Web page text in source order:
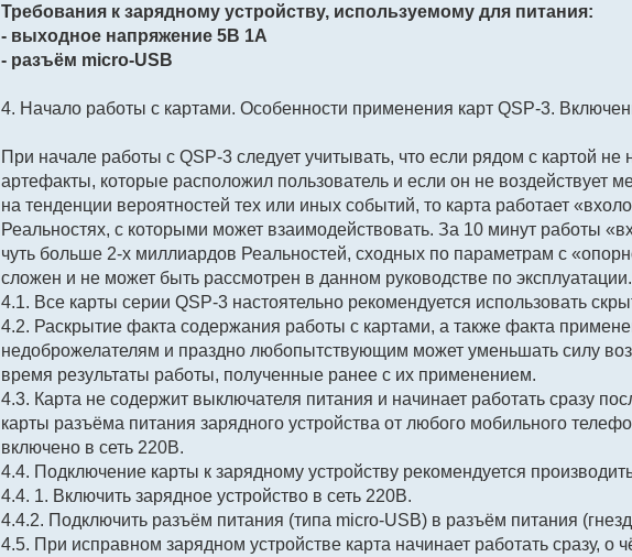
Требования к зарядному устройству, используемому для питания:
- выходное напряжение 5В 1А
- разъём micro-USB
4. Начало работы с картами. Особенности применения карт QSP-3.
При начале работы с QSP-3 следует учитывать, что если рядом с картой
артефакты, которые расположил пользователь и если он не воздействует
на тенденции вероятностей тех или иных событий, то карта работает
Реальностях, с которыми может взаимодействовать. За 10 минут работы
чуть больше 2-х миллиардов Реальностей, сходных по параметрам с
сложен и не может быть рассмотрен в данном руководстве по эксплуатации.
4.1. Все карты серии QSP-3 настоятельно рекомендуется использовать
4.2. Раскрытие факта содержания работы с картами, а также факта
недоброжелателям и праздно любопытствующим может уменьшать силу
время результаты работы, полученные ранее с их применением.
4.3. Карта не содержит выключателя питания и начинает работать сразу
карты разъёма питания зарядного устройства от любого мобильного
включено в сеть 220В.
4.4. Подключение карты к зарядному устройству рекомендуется
4.4. 1. Включить зарядное устройство в сеть 220В.
4.4.2. Подключить разъём питания (типа micro-USB) в разъём питания
4.5. При исправном зарядном устройстве карта начинает работать сразу, о